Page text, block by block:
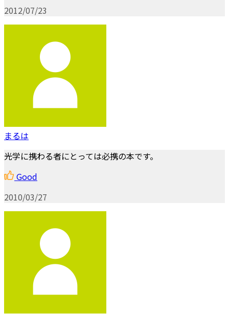
2012/07/23
まるは
光学に携わる者にとっては必携の本です。
Good
2010/03/27